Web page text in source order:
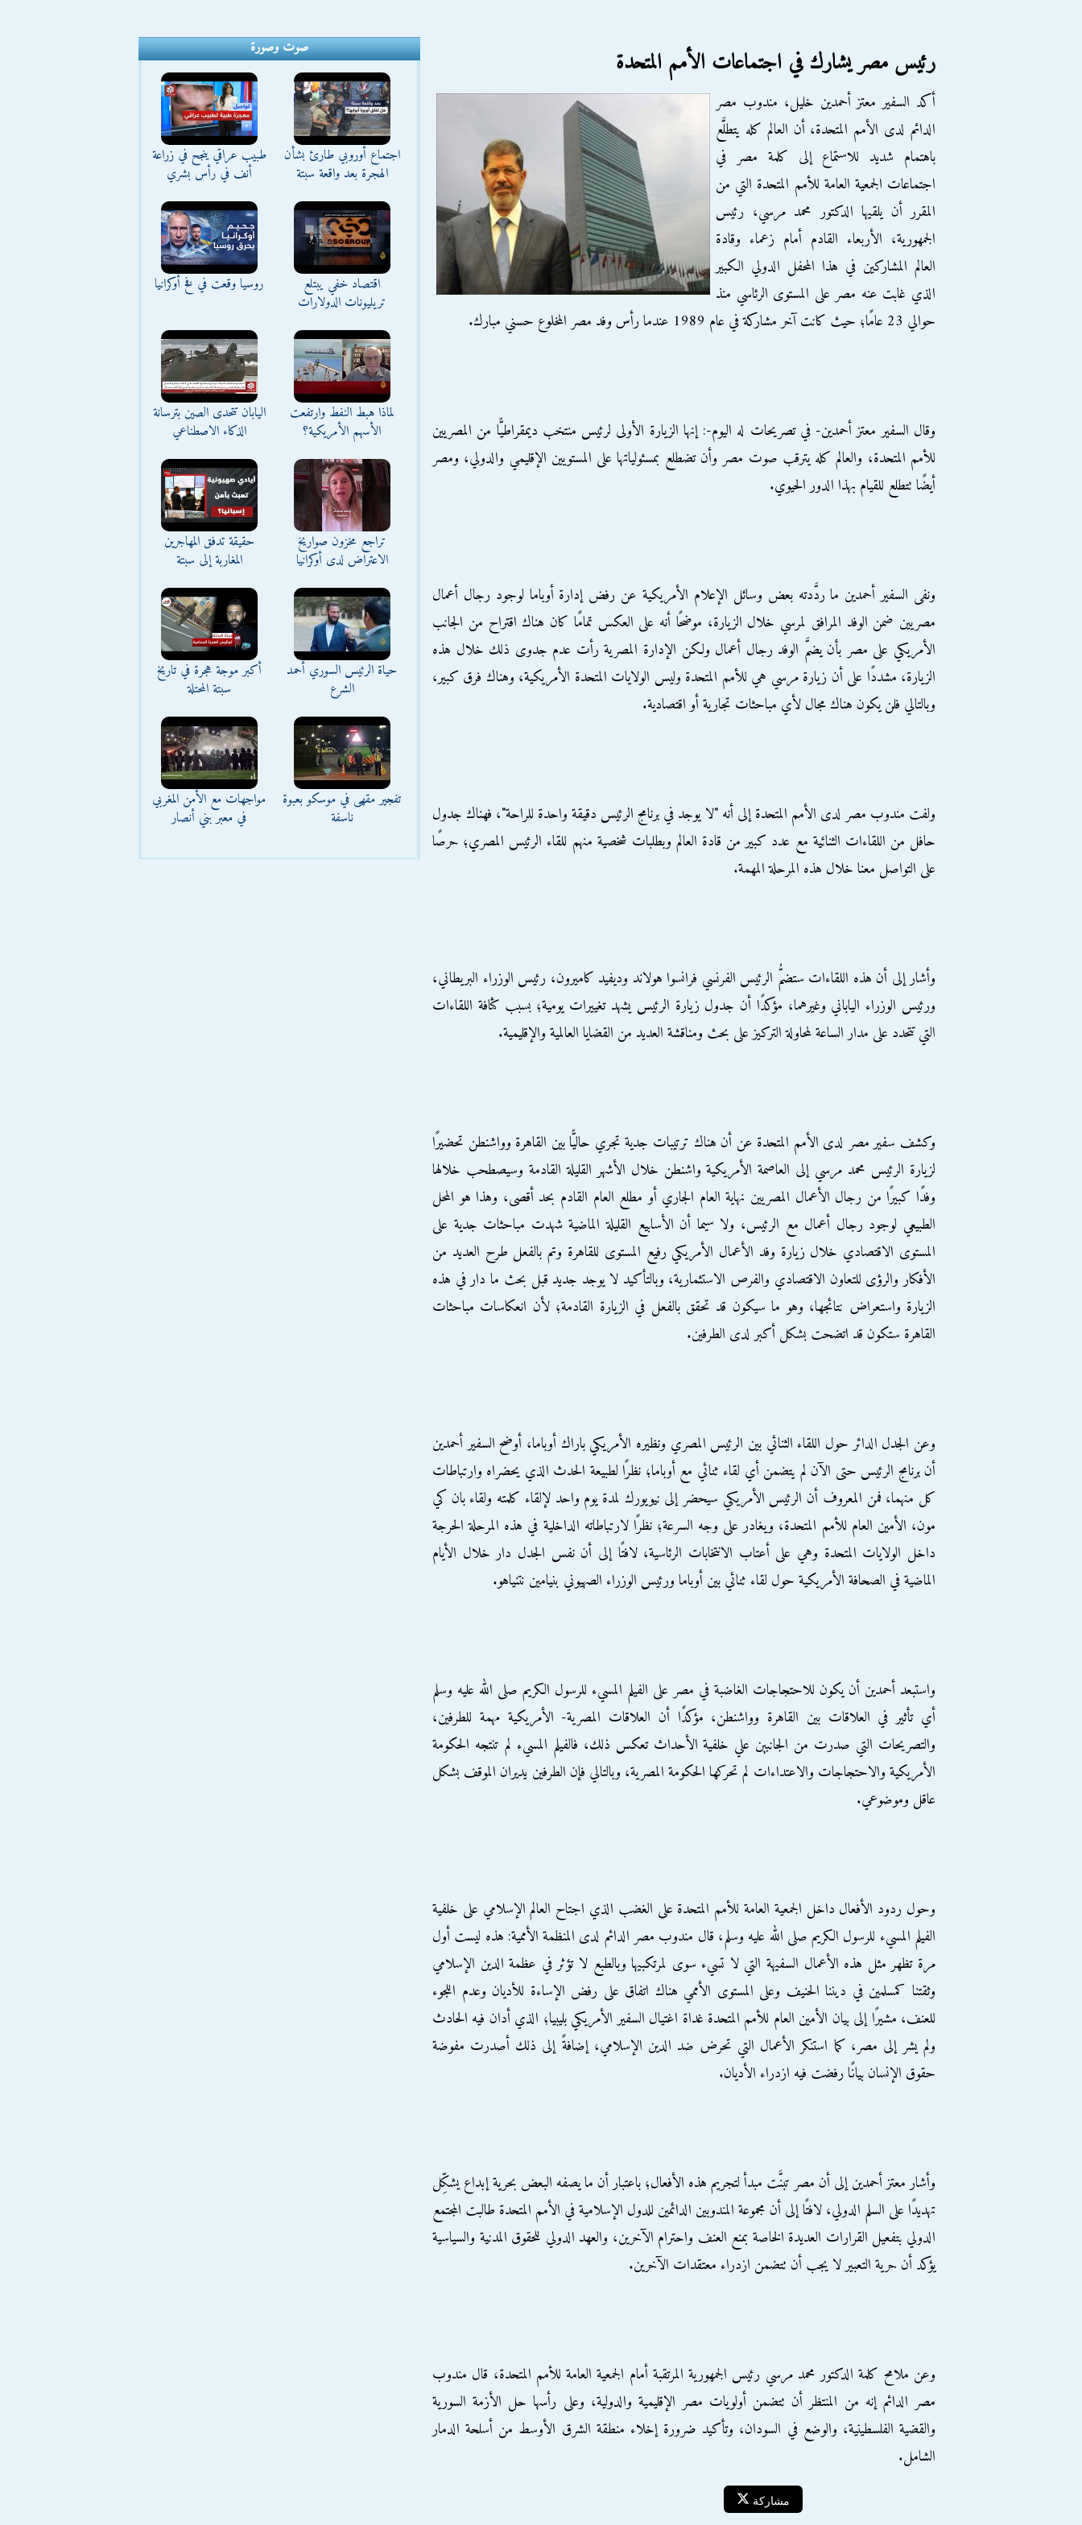
رئيس مصر يشارك في اجتماعات الأمم المتحدة
أكد السفير معتز أحمدين خليل، مندوب مصر
الدائم لدى الأمم المتحدة، أن العالم كله يتطلَّع
باهتمام شديد للاستماع إلى كلمة مصر في
اجتماعات الجمعية العامة للأمم المتحدة التي من
المقرر أن يلقيها الدكتور محمد مرسي، رئيس
الجمهورية، الأربعاء القادم أمام زعماء وقادة
العالم المشاركين في هذا المحفل الدولي الكبير
الذي غابت عنه مصر على المستوى الرئاسي منذ
حوالي 23 عامًا؛ حيث كانت آخر مشاركة في عام 1989 عندما رأس وفد مصر المخلوع حسني مبارك.
وقال السفير معتز أحمدين- في تصريحات له اليوم-: إنها الزيارة الأولى لرئيس منتخب ديمقراطيًّا من المصريين
للأمم المتحدة، والعالم كله يترقب صوت مصر وأن تضطلع بمسئولياتها على المستويين الإقليمي والدولي، ومصر
أيضًا تتطلع للقيام بهذا الدور الحيوي.
ونفى السفير أحمدين ما ردَّدته بعض وسائل الإعلام الأمريكية عن رفض إدارة أوباما لوجود رجال أعمال
مصريين ضمن الوفد المرافق لمرسي خلال الزيارة، موضحًا أنه على العكس تمامًا كان هناك اقتراح من الجانب
الأمريكي على مصر بأن يضمَّ الوفد رجال أعمال ولكن الإدارة المصرية رأت عدم جدوى ذلك خلال هذه
الزيارة، مشددًا على أن زيارة مرسي هي للأمم المتحدة وليس الولايات المتحدة الأمريكية، وهناك فرق كبير،
وبالتالي فلن يكون هناك مجال لأي مباحثات تجارية أو اقتصادية.
ولفت مندوب مصر لدى الأمم المتحدة إلى أنه "لا يوجد في برنامج الرئيس دقيقة واحدة للراحة"، فهناك جدول
حافل من اللقاءات الثنائية مع عدد كبير من قادة العالم وبطلبات شخصية منهم للقاء الرئيس المصري؛ حرصًا
على التواصل معنا خلال هذه المرحلة المهمة.
وأشار إلى أن هذه اللقاءات ستضمُّ الرئيس الفرنسي فرانسوا هولاند وديفيد كاميرون، رئيس الوزراء البريطاني،
ورئيس الوزراء الياباني وغيرهما، مؤكدًا أن جدول زيارة الرئيس يشهد تغييرات يومية؛ بسبب كثافة اللقاءات
التي تتحدد على مدار الساعة لمحاولة التركيز على بحث ومناقشة العديد من القضايا العالمية والإقليمية.
وكشف سفير مصر لدى الأمم المتحدة عن أن هناك ترتيبات جدية تجري حاليًّا بين القاهرة وواشنطن تحضيرًا
لزيارة الرئيس محمد مرسي إلى العاصمة الأمريكية واشنطن خلال الأشهر القليلة القادمة وسيصطحب خلالها
وفدًا كبيرًا من رجال الأعمال المصريين نهاية العام الجاري أو مطلع العام القادم بحد أقصى، وهذا هو المحل
الطبيعي لوجود رجال أعمال مع الرئيس، ولا سيما أن الأسابيع القليلة الماضية شهدت مباحثات جدية على
المستوى الاقتصادي خلال زيارة وفد الأعمال الأمريكي رفيع المستوى للقاهرة وتم بالفعل طرح العديد من
الأفكار والرؤى للتعاون الاقتصادي والفرص الاستثمارية، وبالتأكيد لا يوجد جديد قبل بحث ما دار في هذه
الزيارة واستعراض نتائجها، وهو ما سيكون قد تحقق بالفعل في الزيارة القادمة؛ لأن انعكاسات مباحثات
القاهرة ستكون قد اتضحت بشكل أكبر لدى الطرفين.
وعن الجدل الدائر حول اللقاء الثنائي بين الرئيس المصري ونظيره الأمريكي باراك أوباما، أوضح السفير أحمدين
أن برنامج الرئيس حتى الآن لم يتضمن أي لقاء ثنائي مع أوباما؛ نظرًا لطبيعة الحدث الذي يحضراه وارتباطات
كل منهما، فمن المعروف أن الرئيس الأمريكي سيحضر إلى نيويورك لمدة يوم واحد لإلقاء كلمته ولقاء بان كي
مون، الأمين العام للأمم المتحدة، ويغادر على وجه السرعة؛ نظرًا لارتباطاته الداخلية في هذه المرحلة الحرجة
داخل الولايات المتحدة وهي على أعتاب الانتخابات الرئاسية، لافتًا إلى أن نفس الجدل دار خلال الأيام
الماضية في الصحافة الأمريكية حول لقاء ثنائي بين أوباما ورئيس الوزراء الصهيوني بنيامين نتنياهو.
واستبعد أحمدين أن يكون للاحتجاجات الغاضبة في مصر على الفيلم المسيء للرسول الكريم صلى الله عليه وسلم
أي تأثير في العلاقات بين القاهرة وواشنطن، مؤكدًا أن العلاقات المصرية- الأمريكية مهمة للطرفين،
والتصريحات التي صدرت من الجانبين علي خلفية الأحداث تعكس ذلك، فالفيلم المسيء لم تنتجه الحكومة
الأمريكية والاحتجاجات والاعتداءات لم تحركها الحكومة المصرية، وبالتالي فإن الطرفين يديران الموقف بشكل
عاقل وموضوعي.
وحول ردود الأفعال داخل الجمعية العامة للأمم المتحدة على الغضب الذي اجتاح العالم الإسلامي على خلفية
الفيلم المسيء للرسول الكريم صلى الله عليه وسلم، قال مندوب مصر الدائم لدى المنظمة الأممية: هذه ليست أول
مرة تظهر مثل هذه الأعمال السفيهة التي لا تسيء سوى لمرتكبيها وبالطبع لا تؤثر في عظمة الدين الإسلامي
وثقتنا كمسلمين في ديننا الحنيف وعلى المستوى الأممي هناك اتفاق على رفض الإساءة للأديان وعدم اللجوء
للعنف، مشيرًا إلى بيان الأمين العام للأمم المتحدة غداة اغتيال السفير الأمريكي بليبيا؛ الذي أدان فيه الحادث
ولم يشر إلى مصر، كما استنكر الأعمال التي تحرض ضد الدين الإسلامي، إضافةً إلى ذلك أصدرت مفوضة
حقوق الإنسان بيانًا رفضت فيه ازدراء الأديان.
وأشار معتز أحمدين إلى أن مصر تبنَّت مبدأ لتجريم هذه الأفعال؛ باعتبار أن ما يصفه البعض بحرية إبداع يشكِّل
تهديدًا على السلم الدولي، لافتًا إلى أن مجموعة المندوبين الدائمين للدول الإسلامية في الأمم المتحدة طالبت المجتمع
الدولي بتفعيل القرارات العديدة الخاصة بمنع العنف واحترام الآخرين، والعهد الدولي للحقوق المدنية والسياسية
يؤكد أن حرية التعبير لا يجب أن تتضمن ازدراء معتقدات الآخرين.
وعن ملامح كلمة الدكتور محمد مرسي رئيس الجمهورية المرتقبة أمام الجمعية العامة للأمم المتحدة، قال مندوب
مصر الدائم إنه من المنتظر أن تتضمن أولويات مصر الإقليمية والدولية، وعلى رأسها حل الأزمة السورية
والقضية الفلسطينية، والوضع في السودان، وتأكيد ضرورة إخلاء منطقة الشرق الأوسط من أسلحة الدمار
الشامل.
مشاركة
صوت وصورة
اجتماع أوروبي طارئ بشأن
الهجرة بعد واقعة سبتة
طبيب عراقي ينجح في زراعة
أنف في رأس بشري
اقتصاد خفي يبتلع
تريليونات الدولارات
روسيا وقعت في فخ أوكرانيا
لماذا هبط النفط وارتفعت
الأسهم الأمريكية؟
اليابان تتحدى الصين بترسانة
الذكاء الاصطناعي
تراجع مخزون صواريخ
الاعتراض لدى أوكرانيا
حقيقة تدفق المهاجرين
المغاربة إلى سبتة
حياة الرئيس السوري أحمد
الشرع
أكبر موجة هجرة في تاريخ
سبتة المحتلة
تفجير مقهى في موسكو بعبوة
ناسفة
مواجهات مع الأمن المغربي
في معبر بني أنصار